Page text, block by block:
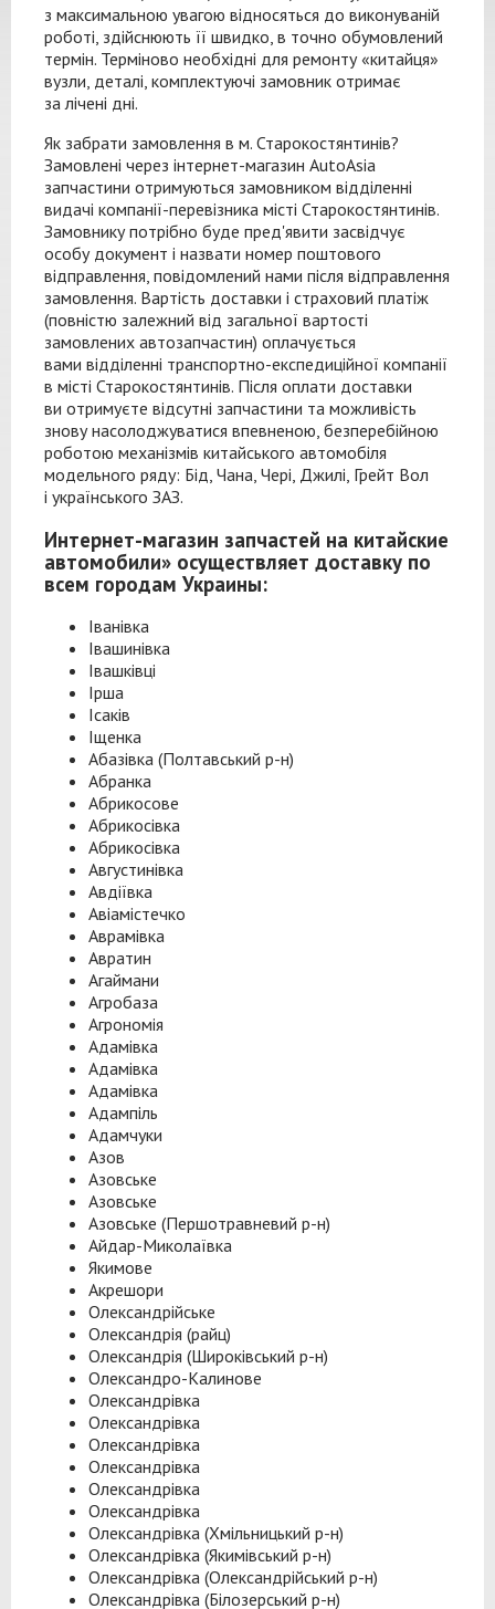
з максимальною увагою відносяться до виконуваній
роботі, здійснюють її швидко, в точно обумовлений
термін. Терміново необхідні для ремонту «китайця»
вузли, деталі, комплектуючі замовник отримає
за лічені дні.
Як забрати замовлення в м. Старокостянтинів?
Замовлені через інтернет-магазин AutoAsia
запчастини отримуються замовником відділенні
видачі компанії-перевізника місті Старокостянтинів.
Замовнику потрібно буде пред'явити засвідчує
особу документ і назвати номер поштового
відправлення, повідомлений нами після відправлення
замовлення. Вартість доставки і страховий платіж
(повністю залежний від загальної вартості
замовлених автозапчастин) оплачується
вами відділенні транспортно-експедиційної компанії
в місті Старокостянтинів. Після оплати доставки
ви отримуєте відсутні запчастини та можливість
знову насолоджуватися впевненою, безперебійною
роботою механізмів китайського автомобіля
модельного ряду: Бід, Чана, Чері, Джилі, Грейт Вол
і українського ЗАЗ.
Интернет-магазин запчастей на китайские
автомобили» осуществляет доставку по
всем городам Украины:
Іванівка
Івашинівка
Івашківці
Ірша
Ісаків
Іщенка
Абазівка (Полтавський р-н)
Абранка
Абрикосове
Абрикосівка
Абрикосівка
Августинівка
Авдіївка
Авіамістечко
Аврамівка
Авратин
Агаймани
Агробаза
Агрономія
Адамівка
Адамівка
Адамівка
Адампіль
Адамчуки
Азов
Азовське
Азовське
Азовське (Першотравневий р-н)
Айдар-Миколаївка
Якимове
Акрешори
Олександрійське
Олександрія (райц)
Олександрія (Широківський р-н)
Олександро-Калинове
Олександрівка
Олександрівка
Олександрівка
Олександрівка
Олександрівка
Олександрівка
Олександрівка (Хмільницький р-н)
Олександрівка (Якимівський р-н)
Олександрівка (Олександрійський р-н)
Олександрівка (Білозерський р-н)